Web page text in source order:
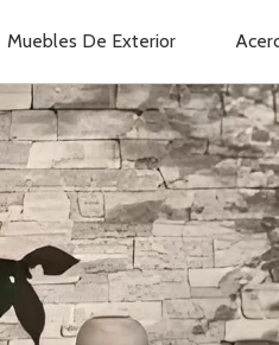
Muebles De Exterior